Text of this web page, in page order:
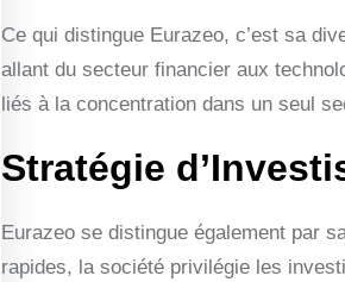
Ce qui distingue Eurazeo, c’est sa
allant du secteur financier aux
liés à la concentration dans un seul
Stratégie
Eurazeo se distingue également par
rapides, la société privilégie les